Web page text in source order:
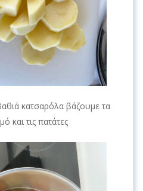
κατσαρόλα βάζουμε τα
και τις πατάτες